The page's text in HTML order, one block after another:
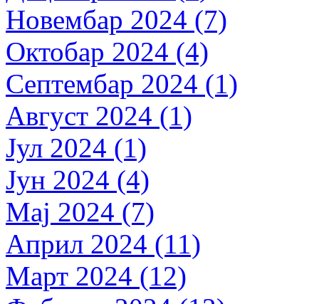
Новембар 2024 (7)
Октобар 2024 (4)
Септембар 2024 (1)
Август 2024 (1)
Јул 2024 (1)
Јун 2024 (4)
Мај 2024 (7)
Април 2024 (11)
Март 2024 (12)